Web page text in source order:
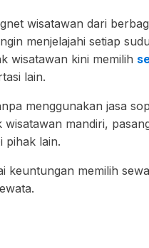
wisatawan dari
menjelajahi setiap
wisatawan kini memilih
lain.
menggunakan jasa
mandiri,
pihak lain.
keuntungan memilih